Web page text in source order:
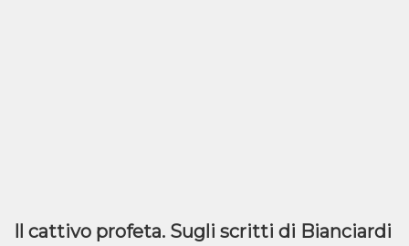
Il cattivo profeta. Sugli scritti di Bianciardi